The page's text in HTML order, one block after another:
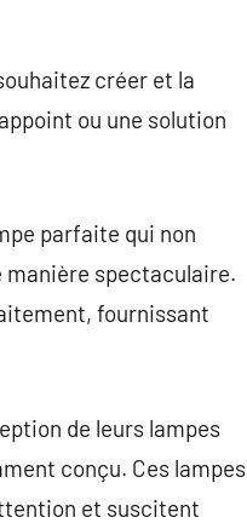
créer et la
ou une solution
parfaite qui non
manière spectaculaire.
fournissant
de leurs lampes
conçu. Ces lampes
et suscitent